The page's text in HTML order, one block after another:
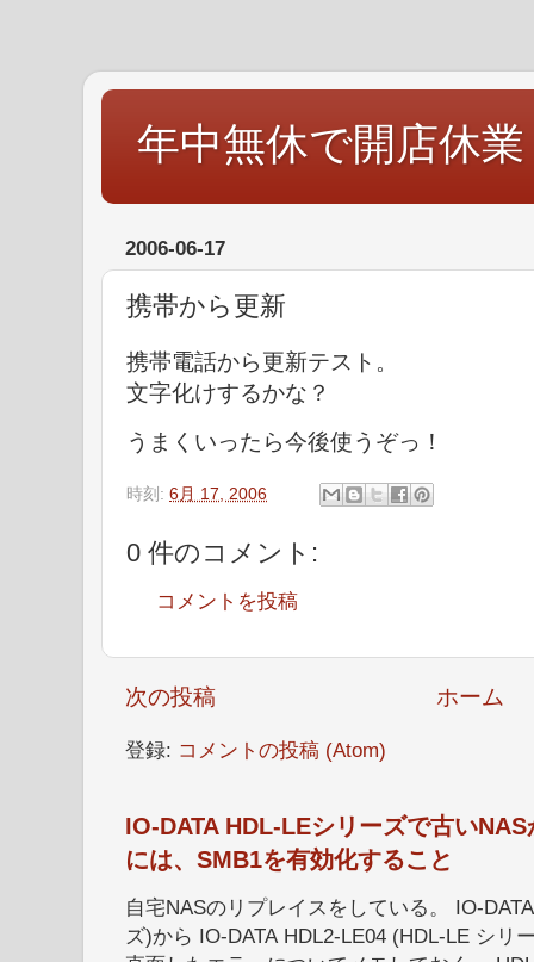
年中無休で開店休業
2006-06-17
携帯から更新
携帯電話から更新テスト。
文字化けするかな？
うまくいったら今後使うぞっ！
時刻: 6月 17, 2006
0 件のコメント:
コメントを投稿
次の投稿 ホーム
登録: コメントの投稿 (Atom)
IO-DATA HDL-LEシリーズで古い
には、SMB1を有効化すること
自宅NASのリプレイスをしている。 IO-
ズ)から IO-DATA HDL2-LE04 (HDL-LE シリ